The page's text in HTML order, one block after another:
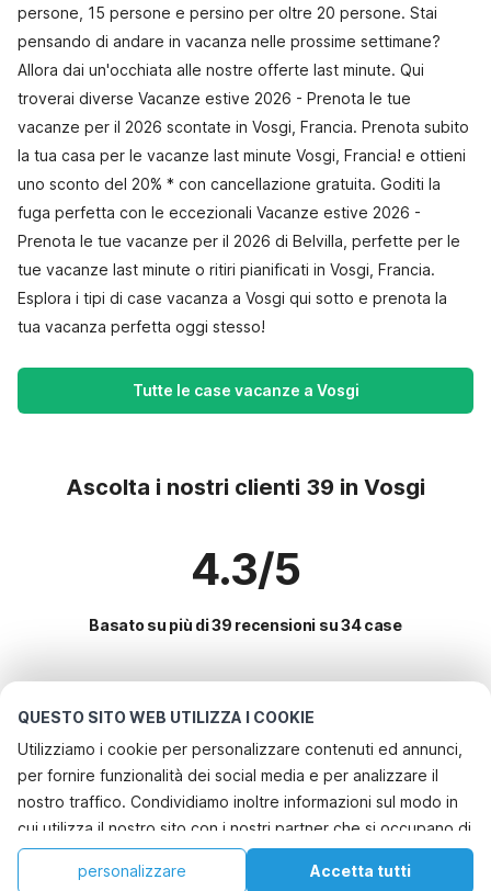
QUESTO SITO WEB UTILIZZA I COOKIE
Utilizziamo i cookie per personalizzare contenuti ed annunci,
per fornire funzionalità dei social media e per analizzare il
nostro traffico. Condividiamo inoltre informazioni sul modo in
cui utilizza il nostro sito con i nostri partner che si occupano di
analisi dei dati web, pubblicità e social media, i quali
potrebbero combinarle con altre informazioni che ha fornito
Accetta tutti
personalizzare
persone, 15 persone e persino per oltre 20 persone. Stai
pensando di andare in vacanza nelle prossime settimane?
Allora dai un'occhiata alle nostre offerte last minute. Qui
troverai diverse Vacanze estive 2026 - Prenota le tue
vacanze per il 2026 scontate in Vosgi, Francia. Prenota subito
la tua casa per le vacanze last minute Vosgi, Francia! e ottieni
uno sconto del 20% * con cancellazione gratuita. Goditi la
fuga perfetta con le eccezionali Vacanze estive 2026 -
Prenota le tue vacanze per il 2026 di Belvilla, perfette per le
tue vacanze last minute o ritiri pianificati in Vosgi, Francia.
Esplora i tipi di case vacanza a Vosgi qui sotto e prenota la
tua vacanza perfetta oggi stesso!
Tutte le case vacanze a Vosgi
Ascolta i nostri clienti 39 in Vosgi
4.3/5
Basato su più di 39 recensioni su 34 case
Le destinazioni più popolari per le
vacanze
Servizi più popolari per le vacanze in Vosgi
Vacanza con il cane - Casa vacanze pet friendly
Casa vacanze in un'area sciistica
Chalet per vacanze
Le migliori regioni con i migliori servizi per le vacanze
Casa vacanze a misura di bambino francia-meridionale
Città con i migliori servizi per le vacanze